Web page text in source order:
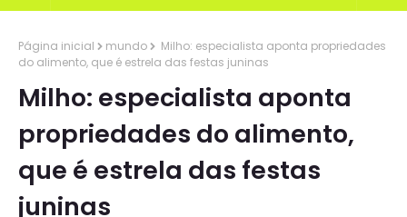
Página inicial mundo
Milho: especialista aponta propriedades
do alimento, que é estrela das festas juninas
Milho: especialista aponta
propriedades do alimento,
que é estrela das festas
juninas